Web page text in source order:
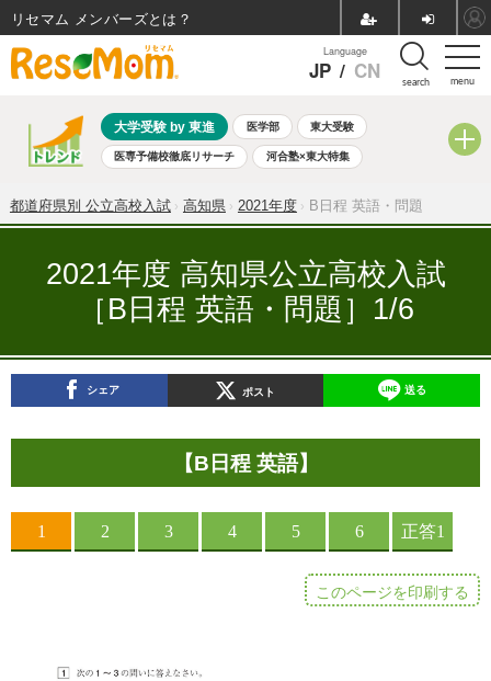
menu
Language
JP / CN search
大学受験 by 東進 医学部 東大受験
医専予備校徹底リサーチ 河合塾×東大特集
共通テスト 夏休み 8月開催学校説明会・相談会
自由研究教材（小学生向け） 自由研究教材（中学生向け）
都道府県別 公立高校入試 高知県 2021年度 B日程 英語・問題
2021年度 高知県公立高校入試
［B日程 英語・問題］1/6
シェア ポスト 送る
【B日程 英語】
このページを印刷する
リセマム メンバーズ